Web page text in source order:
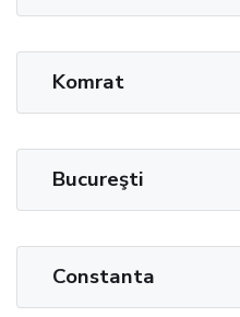
Komrat
Bucureşti
Constanta